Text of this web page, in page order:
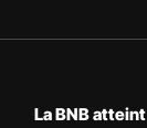
La BNB